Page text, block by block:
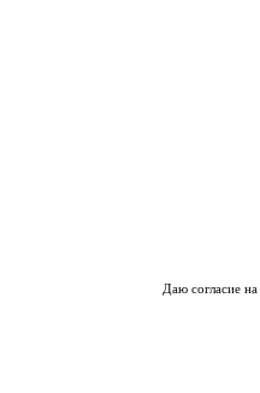
Даю согласие на